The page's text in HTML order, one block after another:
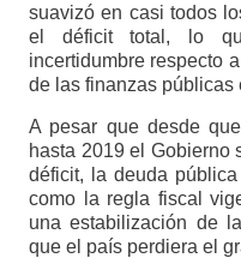
suavizó en casi todos
el déficit total, lo
incertidumbre respecto
de las finanzas públicas
A pesar que desde
hasta 2019 el Gobierno
déficit, la deuda
como la regla fiscal
una estabilización de
que el país perdiera el